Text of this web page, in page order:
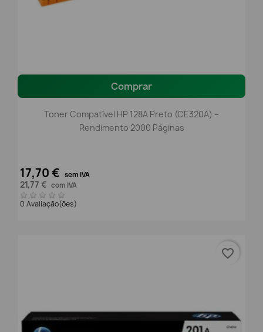
Comprar
Toner Compatível HP 128A Preto (CE320A) –
Rendimento 2000 Páginas
17,70 € sem IVA
21,77 € com IVA
0 Avaliação(ões)
favorite_border